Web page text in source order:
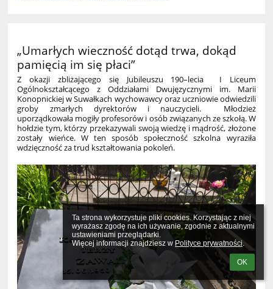
Ta strona wykorzystuje pliki cookies. Korzystając z niej
wyrażasz zgodę na ich używanie, zgodnie z aktualnymi
ustawieniami przeglądarki.
Więcej informacji znajdziesz w Polityce prywatności.
OK
„Umarłych wieczność dotąd trwa, dokąd
pamięcią im się płaci”
Z okazji zbliżającego się Jubileuszu 190–lecia I Liceum
Ogólnokształcącego z Oddziałami Dwujęzycznymi im. Marii
Konopnickiej w Suwałkach wychowawcy oraz uczniowie odwiedzili
groby zmarłych dyrektorów i nauczycieli. Młodzież
uporządkowała mogiły profesorów i osób związanych ze szkołą. W
hołdzie tym, którzy przekazywali swoją wiedzę i mądrość, złożone
zostały wieńce. W ten sposób społeczność szkolna wyraziła
wdzięczność za trud kształtowania pokoleń.